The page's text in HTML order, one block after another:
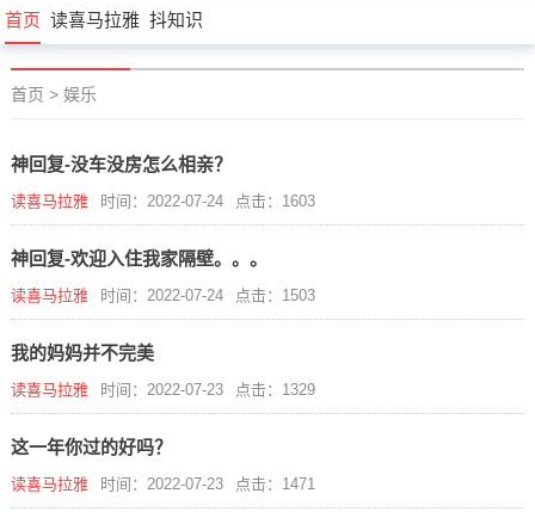
首页 读喜马拉雅 抖知识
首页 > 娱乐
神回复-没车没房怎么相亲？
读喜马拉雅 时间：2022-07-24 点击：1603
神回复-欢迎入住我家隔壁。。。
读喜马拉雅 时间：2022-07-24 点击：1503
我的妈妈并不完美
读喜马拉雅 时间：2022-07-23 点击：1329
这一年你过的好吗？
读喜马拉雅 时间：2022-07-23 点击：1471